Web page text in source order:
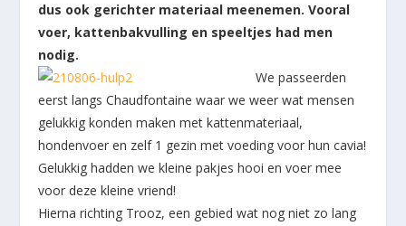
dus ook gerichter materiaal meenemen. Vooral
voer, kattenbakvulling en speeltjes had men
nodig.
We passeerden
eerst langs Chaudfontaine waar we weer wat mensen
gelukkig konden maken met kattenmateriaal,
hondenvoer en zelf 1 gezin met voeding voor hun cavia!
Gelukkig hadden we kleine pakjes hooi en voer mee
voor deze kleine vriend!
Hierna richting Trooz, een gebied wat nog niet zo lang